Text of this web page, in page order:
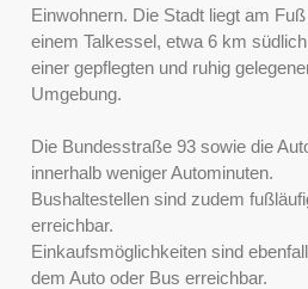
Einwohnern. Die Stadt liegt am
einem Talkessel, etwa 6 km
einer gepflegten und ruhig
Umgebung.
Die Bundesstraße 93 sowie die
innerhalb weniger Autominuten.
Bushaltestellen sind zudem
erreichbar.
Einkaufsmöglichkeiten sind
dem Auto oder Bus erreichbar.